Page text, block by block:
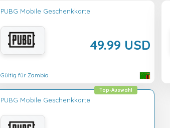
PUBG Mobile Geschenkkarte
49.99 USD
Gültig für Zambia
PUBG Mobile Geschenkkarte
Top-Auswahl